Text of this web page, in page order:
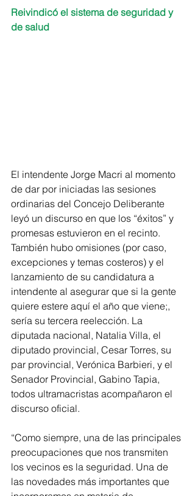
Reivindicó el sistema de seguridad y
de salud
El intendente Jorge Macri al momento
de dar por iniciadas las sesiones
ordinarias del Concejo Deliberante
leyó un discurso en que los “éxitos” y
promesas estuvieron en el recinto.
También hubo omisiones (por caso,
excepciones y temas costeros) y el
lanzamiento de su candidatura a
intendente al asegurar que si la gente
quiere estere aquí el año que viene;,
sería su tercera reelección. La
diputada nacional, Natalia Villa, el
diputado provincial, Cesar Torres, su
par provincial, Verónica Barbieri, y el
Senador Provincial, Gabino Tapia,
todos ultramacristas acompañaron el
discurso oficial.
“Como siempre, una de las principales
preocupaciones que nos transmiten
los vecinos es la seguridad. Una de
las novedades más importantes que